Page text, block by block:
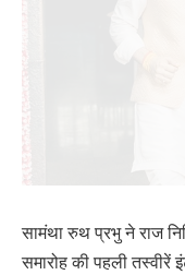
सामंथा रुथ प्रभु ने राज
समारोह की पहली तस्वीरें